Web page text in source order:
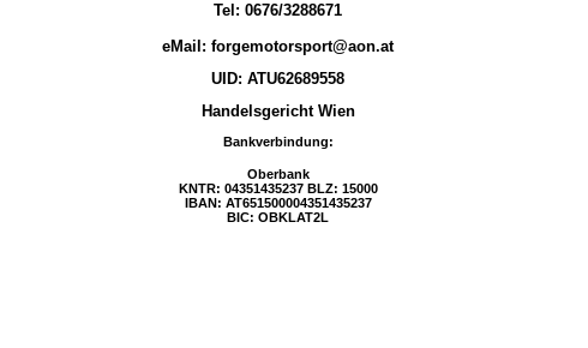
Tel: 0676/3288671
eMail: forgemotorsport@aon.at
UID: ATU62689558
Handelsgericht Wien
Bankverbindung:
Oberbank
KNTR: 04351435237 BLZ: 15000
IBAN: AT651500004351435237
BIC: OBKLAT2L